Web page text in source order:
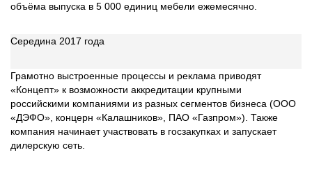
объёма выпуска в 5 000 единиц мебели ежемесячно.
Середина 2017 года
Грамотно выстроенные процессы и реклама приводят
«Концепт» к возможности аккредитации крупными
российскими компаниями из разных сегментов бизнеса (ООО
«ДЭФО», концерн «Калашников», ПАО «Газпром»). Также
компания начинает участвовать в госзакупках и запускает
дилерскую сеть.